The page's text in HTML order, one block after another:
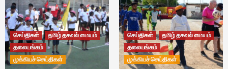
செய்திகள்
தமிழ் தகவல் மையம்
தலையங்கம்
முக்கியச் செய்திகள்
செய்திகள்
தமிழ் தகவல் மையம்
தலையங்கம்
முக்கியச் செய்திகள்